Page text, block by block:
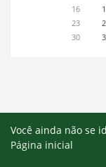
16
23
30
Você ainda não se
Página inicial